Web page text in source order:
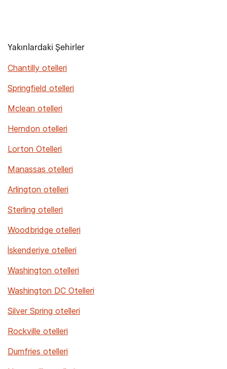
Yakınlardaki Şehirler
Chantilly otelleri
Springfield otelleri
Mclean otelleri
Herndon otelleri
Lorton Otelleri
Manassas otelleri
Arlington otelleri
Sterling otelleri
Woodbridge otelleri
İskenderiye otelleri
Washington otelleri
Washington DC Otelleri
Silver Spring otelleri
Rockville otelleri
Dumfries otelleri